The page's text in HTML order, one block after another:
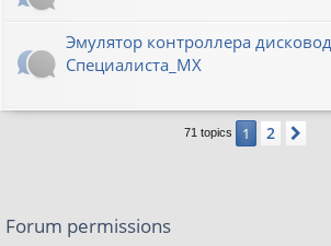
Эмулятор контроллера
Специалиста_МХ
71 topics 1 2
Forum permissions